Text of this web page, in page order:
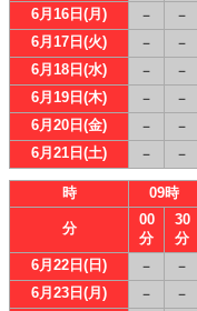
6月16日(月) － －
6月17日(火) － －
6月18日(水) － －
6月19日(木) － －
6月20日(金) － －
6月21日(土) － －
時 09時
分
00
分
30
分
6月22日(日)
－ －
6月23日(月) － －